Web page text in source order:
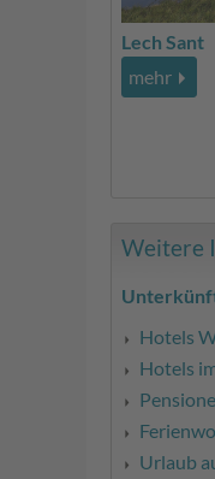
Lech Sant
mehr
Weitere
Hotels
Hotels
Urlaub